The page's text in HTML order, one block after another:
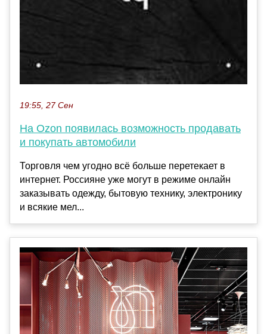
19:55, 27 Сен
На Ozon появилась возможность продавать
и покупать автомобили
Торговля чем угодно всё больше перетекает в
интернет. Россияне уже могут в режиме онлайн
заказывать одежду, бытовую технику, электронику
и всякие мел...